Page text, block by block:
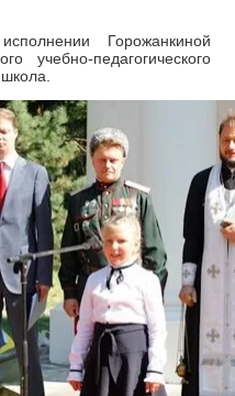
Горожанкиной
учебно-педагогического